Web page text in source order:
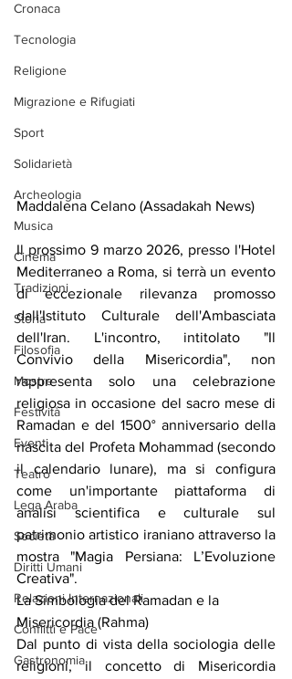
Cronaca
Tecnologia
Religione
Migrazione e Rifugiati
Sport
Solidarietà
Archeologia
Musica
Cinema
Tradizioni
Storia
Filosofia
Mostre
Festività
Eventi
Teatro
Lega Araba
Società
Diritti Umani
Relazioni Internazionali
Conflitti e Pace
Gastronomia
Maddalena Celano (Assadakah News)
Il prossimo 9 marzo 2026, presso l'Hotel
Mediterraneo a Roma, si terrà un evento
di eccezionale rilevanza promosso
dall'Istituto Culturale dell'Ambasciata
dell'Iran. L'incontro, intitolato "Il
Convivio della Misericordia", non
rappresenta solo una celebrazione
religiosa in occasione del sacro mese di
Ramadan e del 1500° anniversario della
nascita del Profeta Mohammad (secondo
il calendario lunare), ma si configura
come un'importante piattaforma di
analisi scientifica e culturale sul
patrimonio artistico iraniano attraverso la
mostra "Magia Persiana: L’Evoluzione
Creativa".
La Simbologia del Ramadan e la
Misericordia (Rahma)
Dal punto di vista della sociologia delle
religioni, il concetto di Misericordia